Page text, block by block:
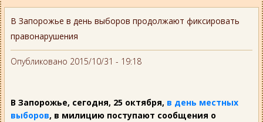
В Запорожье в день выборов продолжают фиксировать
правонарушения
Опубликовано 2015/10/31 - 19:18
В Запорожье, сегодня, 25 октября, в день местных
выборов, в милицию поступают сообщения о